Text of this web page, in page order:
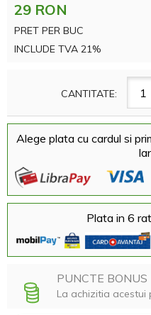
29 RON
PRET PER BUC
INCLUDE TVA 21%
CANTITATE:
Alege plata cu cardul si
Plata in 6
PUNCTE BONUS
La achizitia acestui